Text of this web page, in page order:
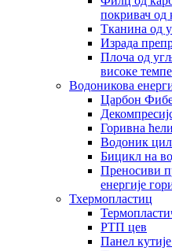
покривач од
Тканина од
Израда
Плоча од
високе
Водоникова
Царбон
Горивна
Водоник
Бицикл на
Преносиви
енергије
Тхермопластиц
РТП цев
Панел